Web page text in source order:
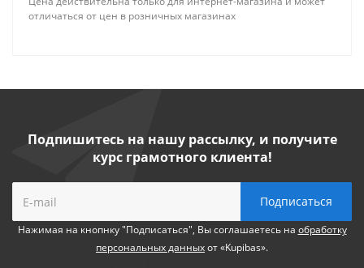
отличаться от цен в розничных магазинах
Подпишитесь на нашу рассылку, и получите
курс грамотного клиента!
Нажимая на кнопнку "Подписаться", Вы соглашаетесь на обработку
персональных данныхот «Kupibas».